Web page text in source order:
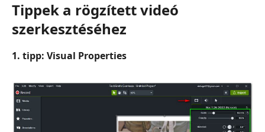
Tippek a rögzített videó
szerkesztéséhez
1. tipp: Visual Properties